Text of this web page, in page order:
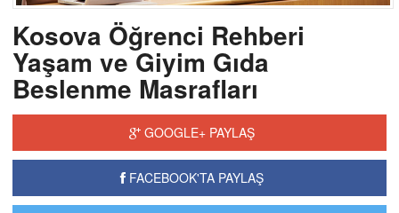
Kosova Öğrenci Rehberi
Yaşam ve Giyim Gıda
Beslenme Masrafları
GOOGLE+ PAYLAŞ
FACEBOOK'TA PAYLAŞ